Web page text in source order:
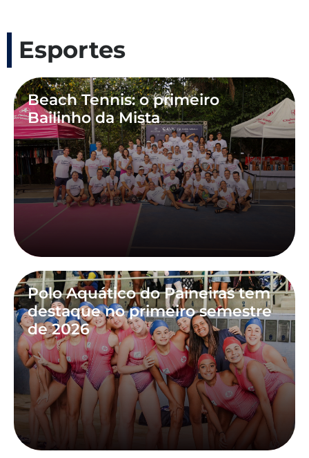
Esportes
Beach Tennis: o primeiro
Bailinho da Mista
Polo Aquático do Paineiras tem
destaque no primeiro semestre
de 2026